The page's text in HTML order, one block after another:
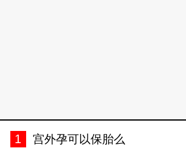
1 宫外孕可以保胎么